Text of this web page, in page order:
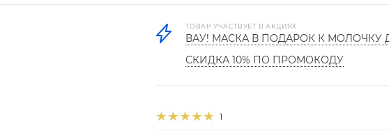
ТОВАР УЧАСТВУЕТ В АКЦИЯХ
ВАУ! МАСКА В ПОДАРОК К МОЛОЧКУ
СКИДКА 10% ПО ПРОМОКОДУ
1